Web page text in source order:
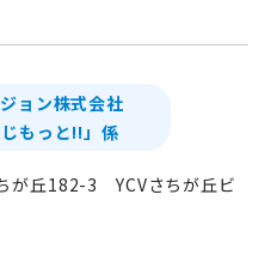
ョン株式会社
もっと!!」係
が丘182-3 YCVさちが丘ビ